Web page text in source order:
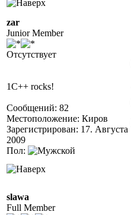
zar
Junior Member
Отсутствует
1C++ rocks!
Сообщений: 82
Местоположение: Киров
Зарегистрирован: 17. Августа
2009
Пол:
slawa
Full Member